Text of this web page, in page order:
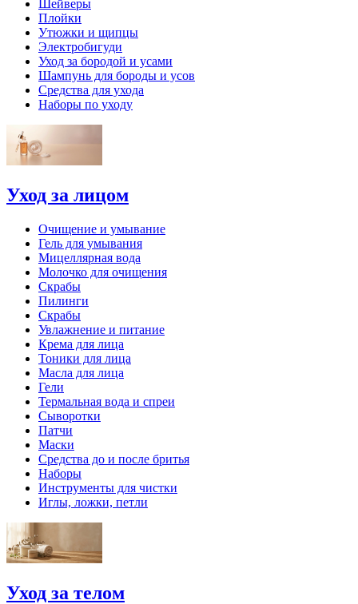
Шейверы
Плойки
Утюжки и щипцы
Электробигуди
Уход за бородой и усами
Шампунь для бороды и усов
Средства для ухода
Наборы по уходу
Уход за лицом
Очищение и умывание
Гель для умывания
Мицеллярная вода
Молочко для очищения
Скрабы
Пилинги
Скрабы
Увлажнение и питание
Крема для лица
Тоники для лица
Масла для лица
Гели
Термальная вода и спреи
Сыворотки
Патчи
Маски
Средства до и после бритья
Наборы
Инструменты для чистки
Иглы, ложки, петли
Уход за телом